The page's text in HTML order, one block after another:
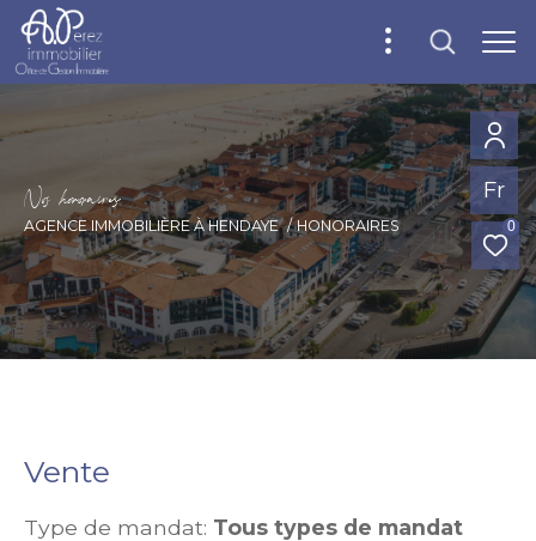
Fr
0
No hooaie
AGENCE IMMOBILIÈRE À HENDAYE HONORAIRES
Vente
Type de mandat: Tous types de mandat